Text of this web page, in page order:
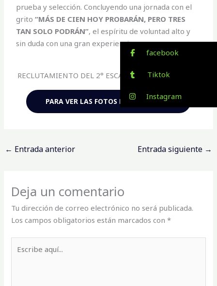
prueba y selección. Concluyendo una jornada con el
grito“MÁS DE CIEN HOY PROBARÁN, PERO TRES
TAN SOLO PODRÁN”, el espíritu de voluntad alto y
sin duda con una gran experiencia.
RECLUTAMIENTO DEL 2° ESCALON CATEGORIA 2024
PARA VER LAS FOTOS HAZ CLIC AQUÍ
← Entrada anterior Entrada siguiente →
Deja un comentario
Tu dirección de correo electrónico no será publicada.
Los campos obligatorios están marcados con*
aquí...
facebook
Tiktok
Instagram